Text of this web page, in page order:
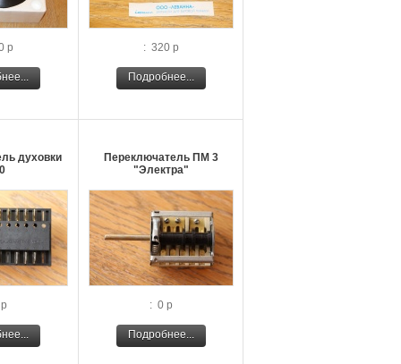
р : 320 р
Подробнее...
духовки
Переключатель ПМ 3
"Электра"
: 0 р
Подробнее...